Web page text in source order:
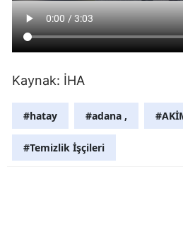
Kaynak: İHA
#hatay #adana ,
#Temizlik İşçileri